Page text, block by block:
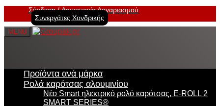
Σύνδεση
Δημιουργία Λογαριασμού
Συνεργάτες Χονδρικής
MENU
Προϊόντα ανά μάρκα
Ρολά καρότσας αλουμινίου
Νέο Smart ηλεκτρικό ρολό καρότσας, E-ROLL 2
SMART SERIES®